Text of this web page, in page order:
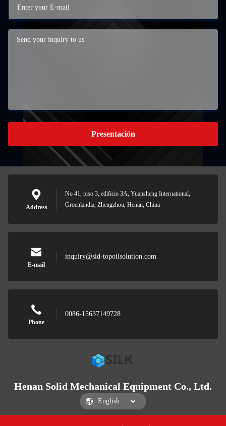
Presentación
Address
No 41, piso 3, edificio 3A, Yuansheng International,
Groenlandia, Zhengzhou, Henan, China
E-mail
inquiry@sld-topoilsolution.com
Phone
0086-15637149728
Henan Solid Mechanical Equipment Co., Ltd.